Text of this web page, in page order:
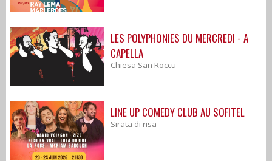
LES POLYPHONIES DU MERCREDI - A
CAPELLA
Chiesa San Roccu
LINE UP COMEDY CLUB AU SOFITEL
Sirata di risa